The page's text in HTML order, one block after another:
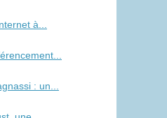
à...
: un...